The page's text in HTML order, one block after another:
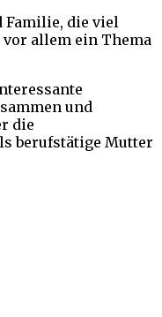
Familie, die viel
allem ein Thema
und
die
berufstätige Mutter